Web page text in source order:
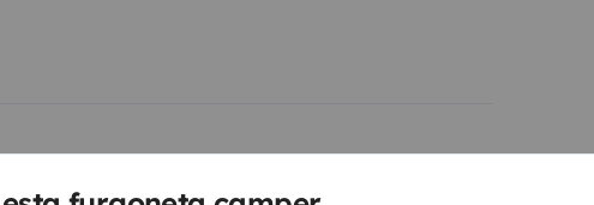
siempre puedes guardarte
que viene el invierno